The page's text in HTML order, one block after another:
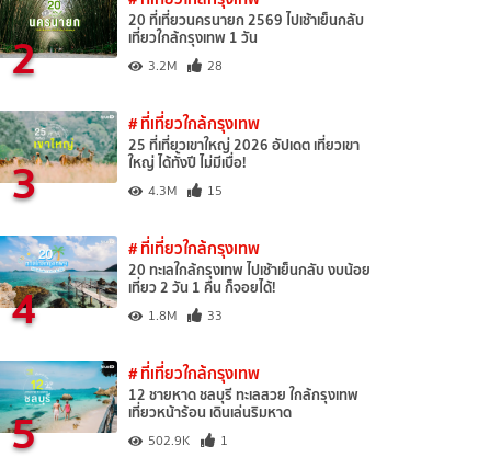
2
20 ที่เที่ยวนครนายก 2569 ไปเช้าเย็นกลับ
เที่ยวใกล้กรุงเทพ 1 วัน
3.2M 28
3
# ที่เที่ยวใกล้กรุงเทพ
25 ที่เที่ยวเขาใหญ่ 2026 อัปเดต เที่ยวเขา
ใหญ่ ได้ทั้งปี ไม่มีเบื่อ!
4.3M 15
4
# ที่เที่ยวใกล้กรุงเทพ
20 ทะเลใกล้กรุงเทพ ไปเช้าเย็นกลับ งบน้อย
เที่ยว 2 วัน 1 คืน ก็จอยได้!
1.8M 33
5
# ที่เที่ยวใกล้กรุงเทพ
12 ชายหาด ชลบุรี ทะเลสวย ใกล้กรุงเทพ
เที่ยวหน้าร้อน เดินเล่นริมหาด
502.9K 1